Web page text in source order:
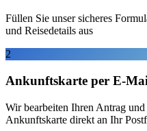
Füllen Sie unser sicheres
und Reisedetails aus
2
Ankunftskarte per E-
Wir bearbeiten Ihren Antrag
Ankunftskarte direkt an Ihr